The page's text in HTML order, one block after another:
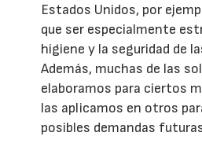
Estados Unidos, por
que ser especialmente
higiene y la seguridad de
Además, muchas de las
elaboramos para ciertos
las aplicamos en otros
posibles demandas